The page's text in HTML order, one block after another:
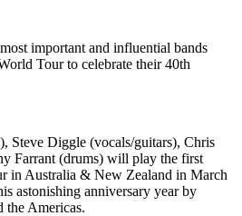
important and influential bands
Tour to celebrate their 40th
Steve Diggle (vocals/guitars), Chris
Farrant (drums) will play the first
in Australia & New Zealand in March
astonishing anniversary year by
the Americas.